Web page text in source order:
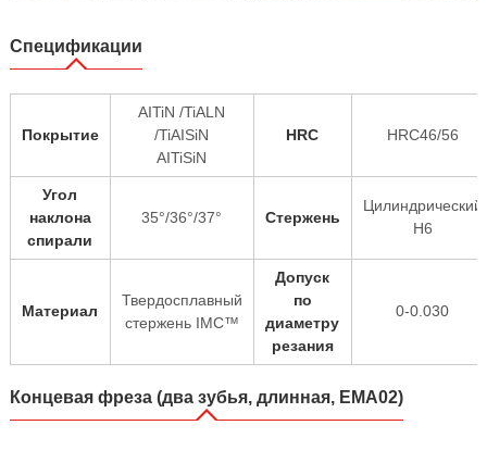
Спецификации
Покрытие
AITiN /TiALN
/TiAISiN
AITiSiN
HRC HRC46/56
Угол
наклона
спирали
35°/36°/37° Стержень
Цилиндрический
H6
Материал
Твердосплавный
стержень IMC™
Допуск
по
диаметру
резания
0-0.030
Концевая фреза (два зубья, длинная, EMA02)